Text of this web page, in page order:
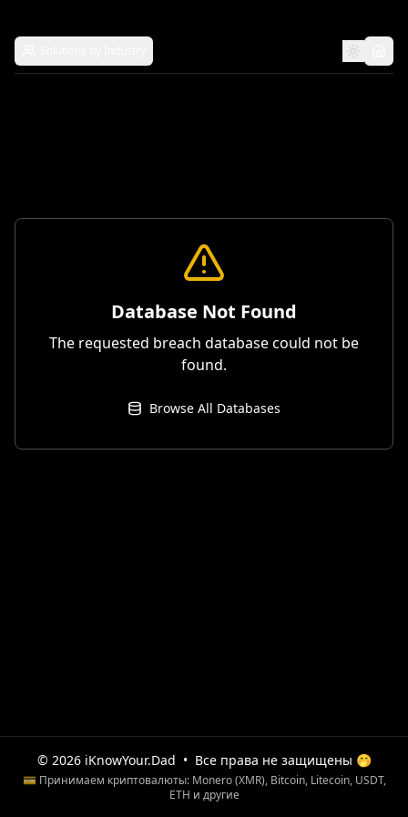
Database Not Found
The requested breach database could not be
found.
Browse All Databases
© 2026 iKnowYour.Dad • Все права не защищены 🤭
💳 Принимаем криптовалюты: Monero (XMR), Bitcoin, Litecoin, USDT,
ETH и другие